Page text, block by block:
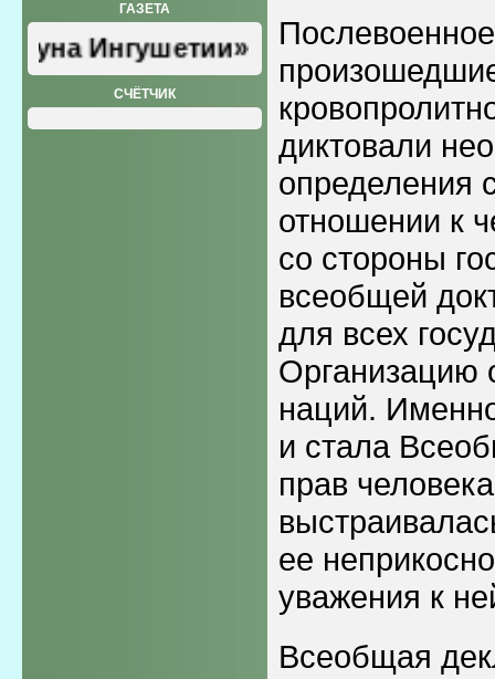
ГАЗЕТА
Ингушетии»
СЧЁТЧИК
диктовали
определения
отношении к
со стороны
всеобщей
для всех
Организацию
наций.
и стала
прав
ее
уважения к
Всеобщая